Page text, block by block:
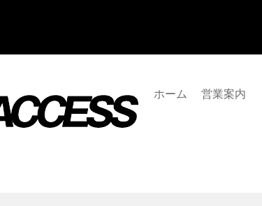
ホーム 営業案内